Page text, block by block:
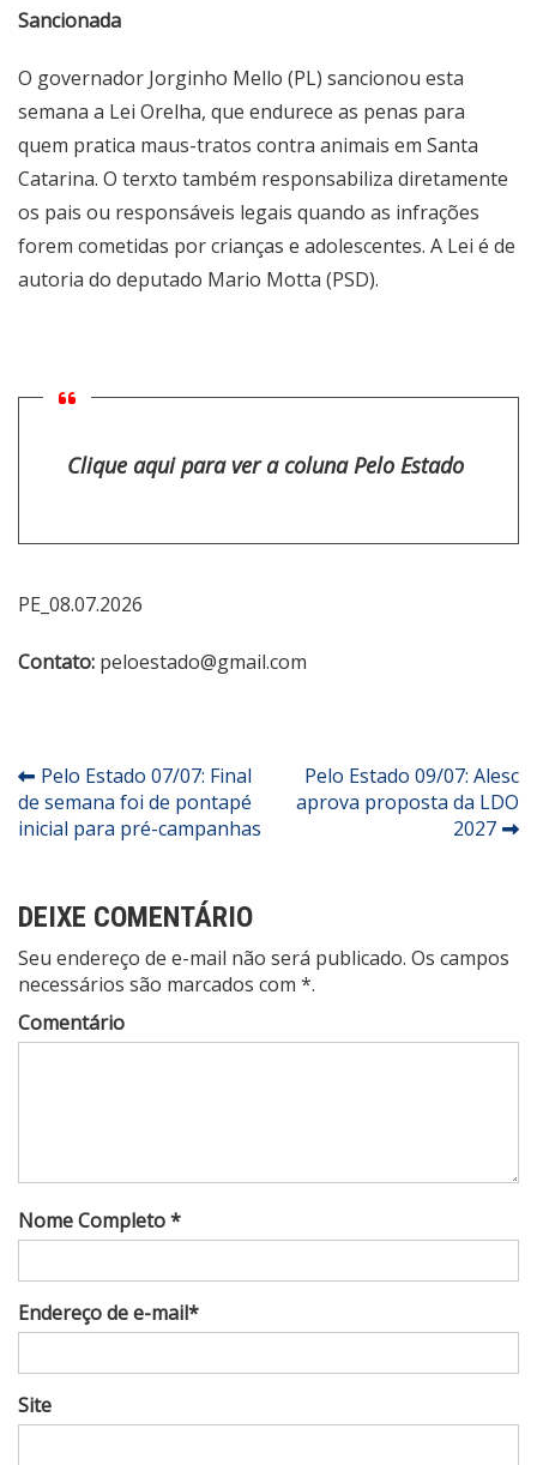
Sancionada
O governador Jorginho Mello (PL) sancionou esta
semana a Lei Orelha, que endurece as penas para
quem pratica maus-tratos contra animais em Santa
Catarina. O terxto também responsabiliza diretamente
os pais ou responsáveis legais quando as infrações
forem cometidas por crianças e adolescentes. A Lei é de
autoria do deputado Mario Motta (PSD).
Clique aqui para ver a coluna Pelo Estado
PE_08.07.2026
Contato: peloestado@gmail.com
Navegação
de
Pelo Estado 07/07: Final
de semana foi de pontapé
inicial para pré-campanhas
Pelo Estado 09/07: Alesc
aprova proposta da LDO
2027
DEIXE COMENTÁRIO
Seu endereço de e-mail não será publicado. Os campos
necessários são marcados com *.
Comentário
Nome Completo *
Endereço de e-mail*
Site